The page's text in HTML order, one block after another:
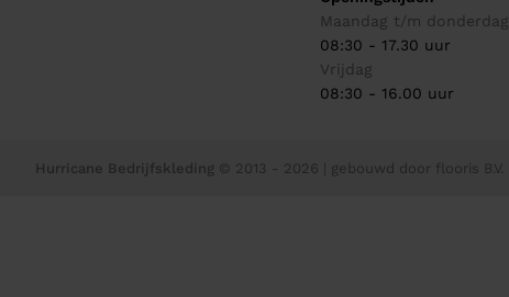
Maandag t/m donderdag
08:30 - 17.30 uur
Vrijdag
08:30 - 16.00 uur
Hurricane Bedrijfskleding © 2013 - 2026 | gebouwd door flooris B.V.